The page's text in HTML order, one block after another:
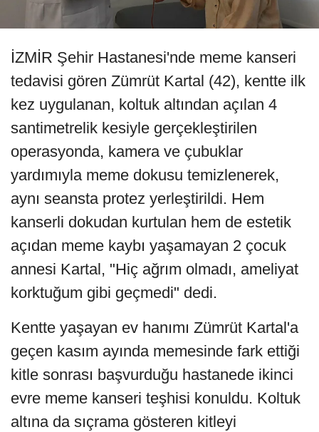
İZMİR Şehir Hastanesi'nde meme kanseri
tedavisi gören Zümrüt Kartal (42), kentte ilk
kez uygulanan, koltuk altından açılan 4
santimetrelik kesiyle gerçekleştirilen
operasyonda, kamera ve çubuklar
yardımıyla meme dokusu temizlenerek,
aynı seansta protez yerleştirildi. Hem
kanserli dokudan kurtulan hem de estetik
açıdan meme kaybı yaşamayan 2 çocuk
annesi Kartal, "Hiç ağrım olmadı, ameliyat
korktuğum gibi geçmedi" dedi.
Kentte yaşayan ev hanımı Zümrüt Kartal'a
geçen kasım ayında memesinde fark ettiği
kitle sonrası başvurduğu hastanede ikinci
evre meme kanseri teşhisi konuldu. Koltuk
altına da sıçrama gösteren kitleyi